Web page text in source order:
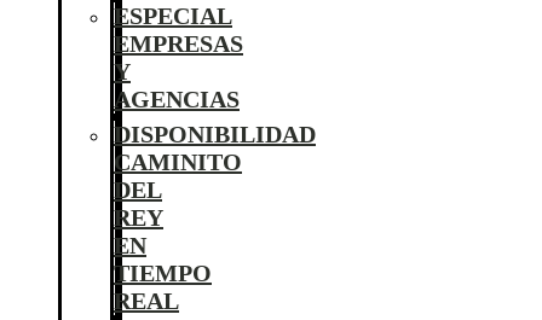
ESPECIAL
EMPRESAS
Y
AGENCIAS
DISPONIBILIDAD
CAMINITO
DEL
REY
EN
TIEMPO
REAL